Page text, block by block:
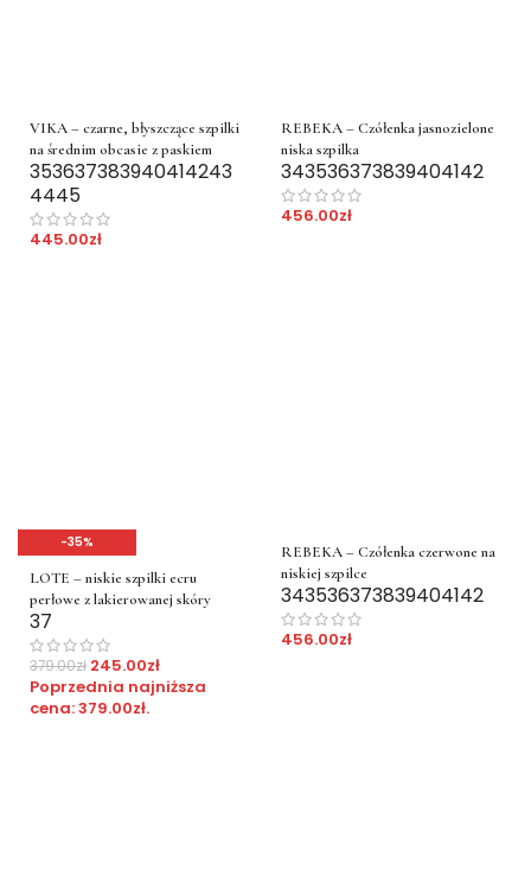
VIKA – czarne, błyszczące szpilki
na średnim obcasie z paskiem
353637383940414243
4445
445.00zł
REBEKA – Czółenka jasnozielone
niska szpilka
343536373839404142
456.00zł
-35%
LOTE – niskie szpilki ecru
perłowe z lakierowanej skóry
37
379.00zł 245.00zł
Poprzednia najniższa
cena:379.00zł.
REBEKA – Czółenka czerwone na
niskiej szpilce
343536373839404142
456.00zł